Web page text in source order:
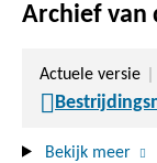
Archief van
Actuele versie
Bekijk meer